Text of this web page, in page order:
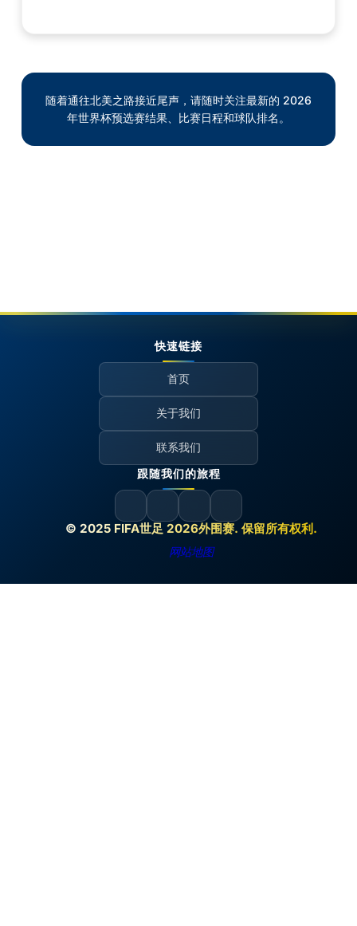
随着通往北美之路接近尾声，请随时关注最新的 2026
年世界杯预选赛结果、比赛日程和球队排名。
© 2025 FIFA世足 2026外围赛. 保留所有权利.
网站地图
快速链接
首页
关于我们
联系我们
跟随我们的旅程